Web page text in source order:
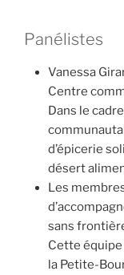
Panélistes
Vanessa
Centre
Dans le
d’épicerie
désert
Les
sans
Cette équipe
la Petite-